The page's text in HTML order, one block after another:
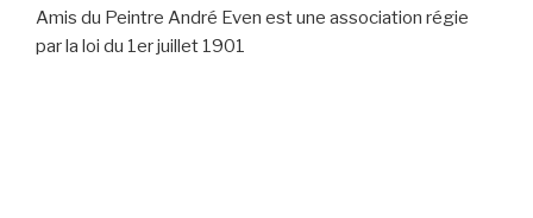
Amis du Peintre André Even est une association régie
par la loi du 1er juillet 1901